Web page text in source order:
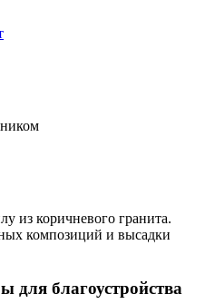
из коричневого гранита.
композиций и высадки
для благоустройства